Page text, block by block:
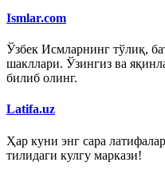
Ismlar.com
Ўзбек Исмларнинг тўлиқ,
шакллари. Ўзингиз ва
билиб олинг.
Latifa.uz
Ҳар куни энг сара
тилидаги кулгу маркази!